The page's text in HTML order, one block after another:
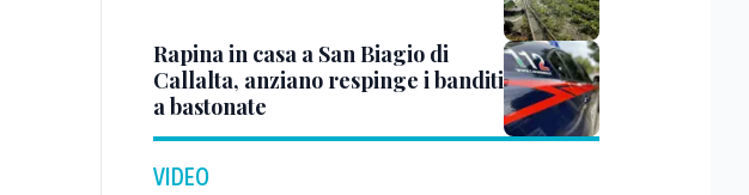
Rapina in casa a San Biagio di
Callalta, anziano respinge i banditi
a bastonate
VIDEO